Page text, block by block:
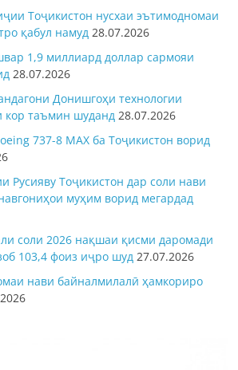
Тоҷикистон нусхаи эътимодномаи
қабул намуд 28.07.2026
1,9 миллиард доллар сармояи
28.07.2026
Донишгоҳи технологии
кор таъмин шуданд 28.07.2026
737-8 MAX ба Тоҷикистон ворид
Русияву Тоҷикистон дар соли нави
муҳим ворид мегардад
соли 2026 нақшаи қисми даромади
103,4 фоиз иҷро шуд 27.07.2026
нави байналмилалӣ ҳамкориро